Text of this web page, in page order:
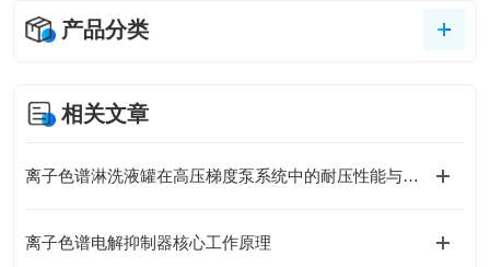
产品分类
相关文章
离子色谱淋洗液罐在高压梯度泵系统中的耐压性能与密封设计
离子色谱电解抑制器核心工作原理